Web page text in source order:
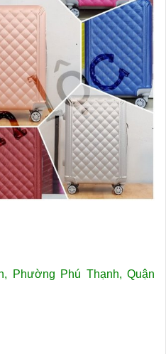
Phường Phú Thạnh, Quận